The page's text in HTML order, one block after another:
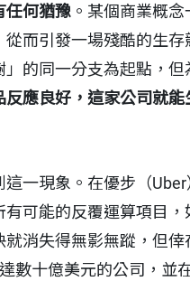
任何猶豫 。某個商業概
而引發一場殘酷的生存
」的同一分支為起點，
應良好，這家公司就
一現象。在優步（
可能的反覆運算項目
消失得無影無蹤，但
十億美元的公司，並